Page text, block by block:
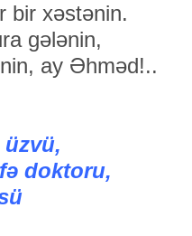
bir xəstənin.
gələnin,
ay Əhməd!..
doktoru,